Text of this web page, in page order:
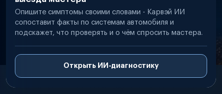
Опишите симптомы своими словами - Карвэй ИИ
сопоставит факты по системам автомобиля и
подскажет, что проверять и о чём спросить мастера.
Открыть ИИ-диагностику